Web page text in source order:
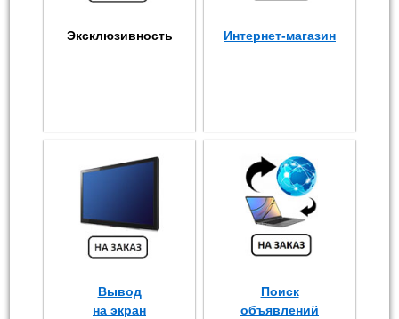
Эксклюзивность Интернет-магазин
Вывод
на экран
Поиск
объявлений